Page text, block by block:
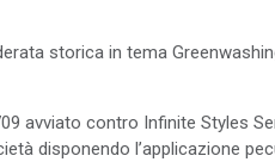
storica in tema
avviato contro Infinite Styles
disponendo l’applicazione